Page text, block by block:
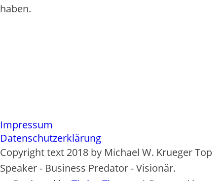
haben.
Impressum
Datenschutzerklärung
Copyright text 2018 by Michael W. Krueger Top
Speaker - Business Predator - Visionär.